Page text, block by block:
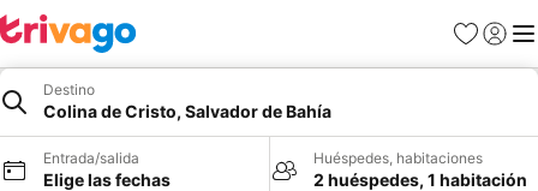
Favoritos
Iniciar
Destino
Colina de Cristo, Salvador de Bahía
Entrada/salida
Elige las fechas
Huéspedes, habitaciones
2 huéspedes, 1 habitación